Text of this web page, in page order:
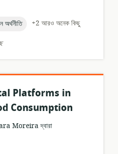
অর্থনীতি
+2 আরও অনেক কিছু
Platforms in
Consumption
Moreira দ্বারা